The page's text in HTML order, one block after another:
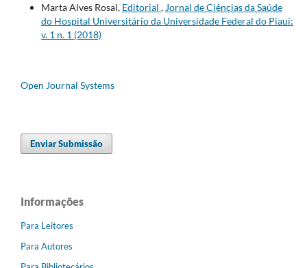
Marta Alves Rosal, Editorial , Jornal de Ciências da Saúde
do Hospital Universitário da Universidade Federal do Piauí:
v. 1 n. 1 (2018)
Open Journal Systems
Enviar Submissão
Informações
Para Leitores
Para Autores